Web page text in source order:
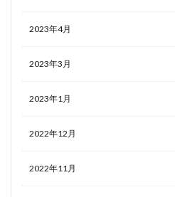
2023年4月
2023年3月
2023年1月
2022年12月
2022年11月